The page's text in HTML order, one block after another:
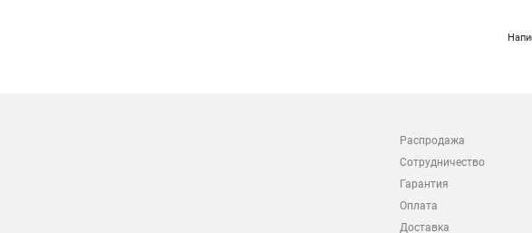
Распродажа
Сотрудничество
Гарантия
Оплата
Доставка